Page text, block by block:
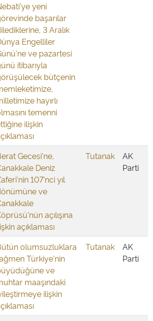
yeni
başarılar
3 Aralık
Engelliler
ve pazartesi
itibarıyla
bütçenin
hayırlı
temenni
ilişkin
Gecesi'ne,
Deniz
107'nci yıl
ve
açılışına
açıklaması
Tutanak
AK
Parti
olumsuzluklara
Türkiye'nin
ve
maaşındaki
ilişkin
Tutanak
AK
Parti